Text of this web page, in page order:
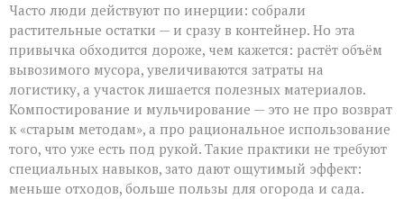
Часто люди действуют по инерции: собрали
растительные остатки — и сразу в контейнер. Но эта
привычка обходится дороже, чем кажется: растёт объём
вывозимого мусора, увеличиваются затраты на
логистику, а участок лишается полезных материалов.
Компостирование и мульчирование — это не про возврат
к «старым методам», а про рациональное использование
того, что уже есть под рукой. Такие практики не требуют
специальных навыков, зато дают ощутимый эффект:
меньше отходов, больше пользы для огорода и сада.